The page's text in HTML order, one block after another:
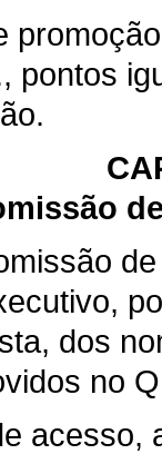
pontos
dos
no
acesso,